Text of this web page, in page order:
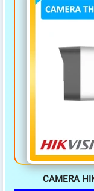
CAMERA